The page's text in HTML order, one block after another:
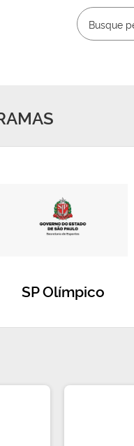
SP Olímpico